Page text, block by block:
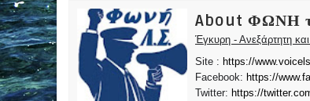
About ΦΩΝΗ
Έγκυρη - Ανεξάρτητη
Site : https://
Facebook: https://
Twitter: https://